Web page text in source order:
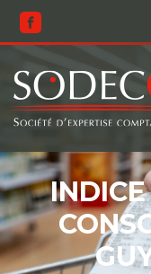
Aller
au